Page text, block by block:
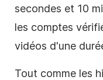
secondes et 10
les comptes
vidéos d'une
Tout comme les